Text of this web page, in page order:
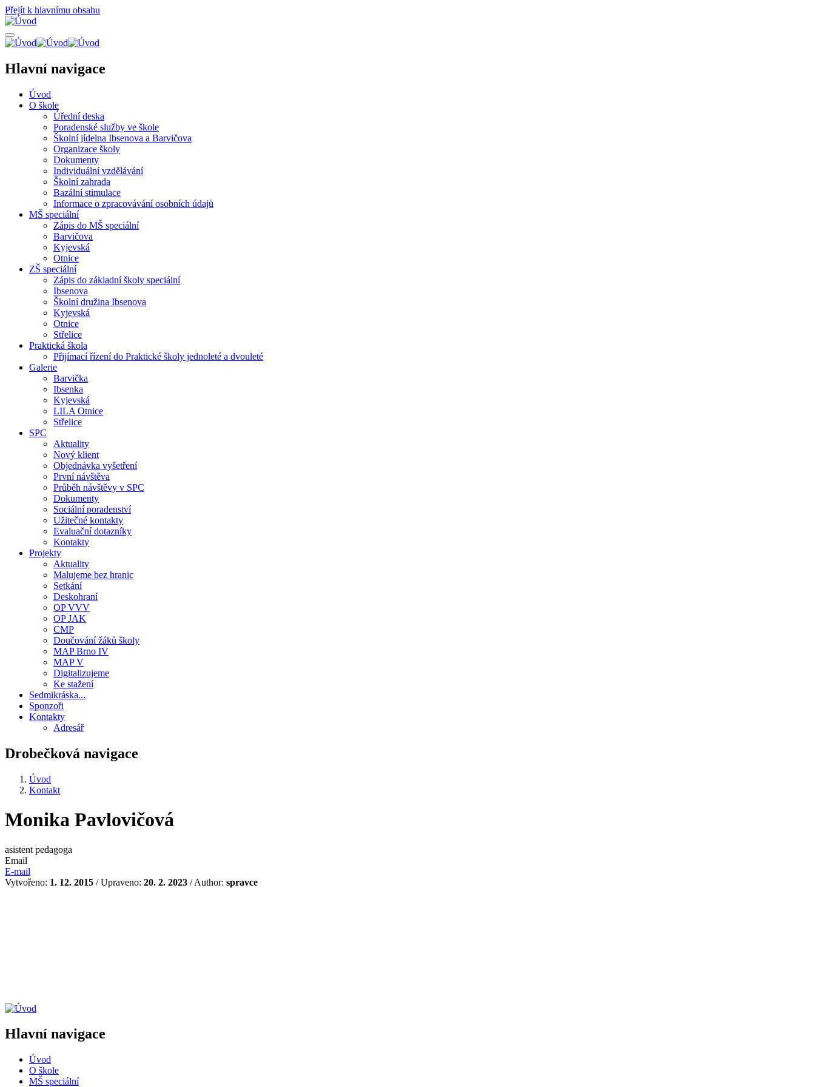
Přejít k hlavnímu obsahu
Hlavní navigace
Úvod
O škole
Úřední deska
Poradenské služby ve škole
Školní jídelna Ibsenova a Barvičova
Organizace školy
Dokumenty
Individuální vzdělávání
Školní zahrada
Bazální stimulace
Informace o zpracovávání osobních údajů
MŠ speciální
Zápis do MŠ speciální
Barvičova
Kyjevská
Otnice
ZŠ speciální
Zápis do základní školy speciální
Ibsenova
Školní družina Ibsenova
Kyjevská
Otnice
Střelice
Praktická škola
Přijímací řízení do Praktické školy jednoleté a dvouleté
Galerie
Barvička
Ibsenka
Kyjevská
LILA Otnice
Střelice
SPC
Aktuality
Nový klient
Objednávka vyšetření
První návštěva
Průběh návštěvy v SPC
Dokumenty
Sociální poradenství
Užitečné kontakty
Evaluační dotazníky
Kontakty
Projekty
Aktuality
Malujeme bez hranic
Setkání
Deskohraní
OP VVV
OP JAK
CMP
Doučování žáků školy
MAP Brno IV
MAP V
Digitalizujeme
Ke stažení
Sedmikráska...
Sponzoři
Kontakty
Adresář
Drobečková navigace
Úvod
Kontakt
Monika Pavlovičová
asistent pedagoga
Email
E-mail
Vytvořeno: 1. 12. 2015 / Upraveno: 20. 2. 2023 / Author: spravce
Hlavní navigace
Úvod
O škole
MŠ speciální